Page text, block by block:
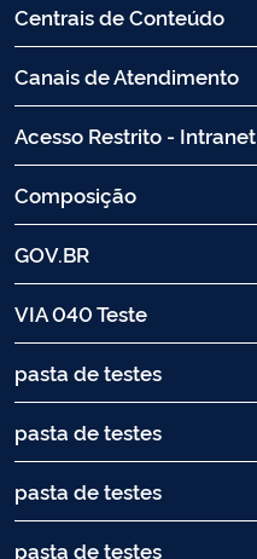
Centrais de Conteúdo
Canais de Atendimento
Acesso Restrito - Intranet
Composição
GOV.BR
VIA 040 Teste
pasta de testes
pasta de testes
pasta de testes
pasta de testes